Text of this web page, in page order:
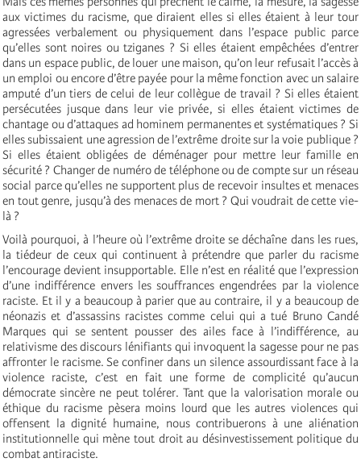
aux victimes du racisme, que diraient elles si elles étaient à leur tour
agressées verbalement ou physiquement dans l’espace public parce
qu’elles sont noires ou tziganes ? Si elles étaient empêchées d’entrer
dans un espace public, de louer une maison, qu’on leur refusait l’accès à
un emploi ou encore d’être payée pour la même fonction avec un salaire
amputé d’un tiers de celui de leur collègue de travail ? Si elles étaient
persécutées jusque dans leur vie privée, si elles étaient victimes de
chantage ou d’attaques ad hominem permanentes et systématiques ? Si
elles subissaient une agression de l’extrême droite sur la voie publique ?
Si elles étaient obligées de déménager pour mettre leur famille en
sécurité ? Changer de numéro de téléphone ou de compte sur un réseau
social parce qu’elles ne supportent plus de recevoir insultes et menaces
en tout genre, jusqu’à des menaces de mort ? Qui voudrait de cette vie-
là ?
Voilà pourquoi, à l’heure où l’extrême droite se déchaîne dans les rues,
la tiédeur de ceux qui continuent à prétendre que parler du racisme
l’encourage devient insupportable. Elle n’est en réalité que l’expression
d’une indifférence envers les souffrances engendrées par la violence
raciste. Et il y a beaucoup à parier que au contraire, il y a beaucoup de
néonazis et d’assassins racistes comme celui qui a tué Bruno Candé
Marques qui se sentent pousser des ailes face à l’indifférence, au
relativisme des discours lénifiants qui invoquent la sagesse pour ne pas
affronter le racisme. Se confiner dans un silence assourdissant face à la
violence raciste, c’est en fait une forme de complicité qu’aucun
démocrate sincère ne peut tolérer. Tant que la valorisation morale ou
éthique du racisme pèsera moins lourd que les autres violences qui
offensent la dignité humaine, nous contribuerons à une aliénation
institutionnelle qui mène tout droit au désinvestissement politique du
combat antiraciste.